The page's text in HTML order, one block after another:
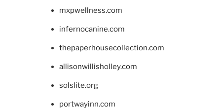
mxpwellness.com
infernocanine.com
thepaperhousecollection.com
allisonwillisholley.com
solslite.org
portwayinn.com